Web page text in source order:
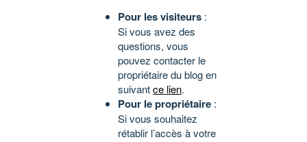
Pour les visiteurs :
Si vous avez des
questions, vous
pouvez contacter le
propriétaire du blog en
suivantce lien.
Pour le propriétaire :
Si vous souhaitez
rétablir l’accès à votre